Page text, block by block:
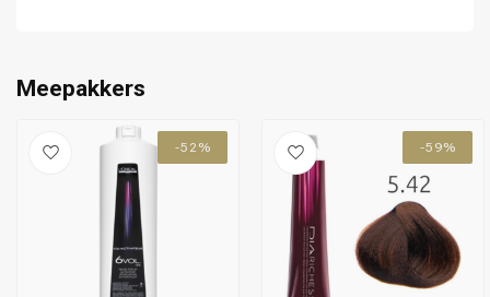
Meepakkers
-52% -59%